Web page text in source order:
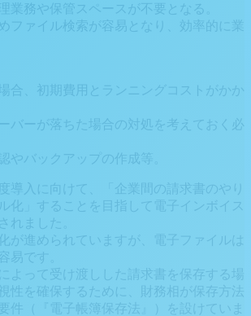
務や保管スペースが不要となる。
ァイル検索が容易となり、効率的に業
合、初期費用とランニングコストがかか
バーが落ちた場合の対処を考えておく必
バックアップの作成等。
導入に向けて、「企業間の請求書のやり
化」することを目指して電子インボイス
れました。
が進められていますが、電子ファイルは
易です。
よって受け渡しした請求書を保存する場
性を確保するために、財務相が保存方法
件（『電子帳簿保存法』）を設けていま